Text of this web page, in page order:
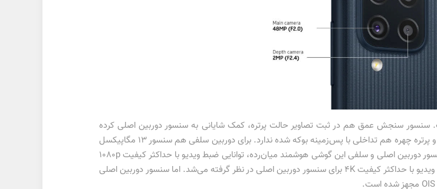
سنسور سنجش عمق هم در ثبت تصاویر حالت پرتره، کمک شایانی به سنسور دوربین اصلی کرده
است. در تصاویر خروجی ثبت شده حالت پرتره، پس‌زمینه به‌خوبی محو شده و پرتره چهره هم تداخلی با پس‌زمینه بوکه شده ندارد. برای دوربین سلفی هم سنسور 13 مگاپیکسل
از نوع عریض با گشودگی دریچه دیافراگم f/2.2 در نظر گرفته شده است. سنسور دوربین اصلی و سلفی این گوشی هوشمند میان‌رده، توانایی ضبط ویدیو با حداکثر کیفیت 1080p
و سرعت 30 فریم در ثانیه را دارند. شاید بهتر بود در این بخش، توانایی ضبط ویدیو با حداکثر کیفیت 4K برای سنسور دوربین اصلی در نظر گرفته می‌شد. اما سنسور دوربین اصلی